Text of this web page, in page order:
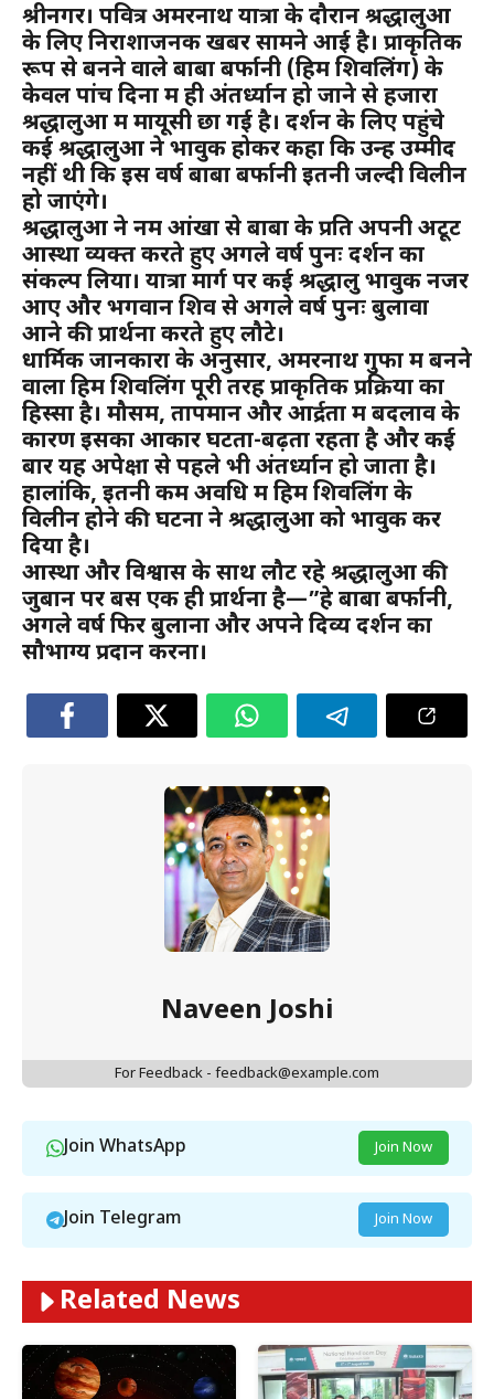
श्रीनगर। पवित्र अमरनाथ यात्रा के दौरान श्रद्धालुओं
के लिए निराशाजनक खबर सामने आई है। प्राकृतिक
रूप से बनने वाले बाबा बर्फानी (हिम शिवलिंग) के
केवल पांच दिनों में ही अंतर्ध्यान हो जाने से हजारों
श्रद्धालुओं में मायूसी छा गई है। दर्शन के लिए पहुंचे
कई श्रद्धालुओं ने भावुक होकर कहा कि उन्हें उम्मीद
नहीं थी कि इस वर्ष बाबा बर्फानी इतनी जल्दी विलीन
हो जाएंगे।
श्रद्धालुओं ने नम आंखों से बाबा के प्रति अपनी अटूट
आस्था व्यक्त करते हुए अगले वर्ष पुनः दर्शन का
संकल्प लिया। यात्रा मार्ग पर कई श्रद्धालु भावुक नजर
आए और भगवान शिव से अगले वर्ष पुनः बुलावा
आने की प्रार्थना करते हुए लौटे।
धार्मिक जानकारों के अनुसार, अमरनाथ गुफा में बनने
वाला हिम शिवलिंग पूरी तरह प्राकृतिक प्रक्रिया का
हिस्सा है। मौसम, तापमान और आर्द्रता में बदलाव के
कारण इसका आकार घटता-बढ़ता रहता है और कई
बार यह अपेक्षा से पहले भी अंतर्ध्यान हो जाता है।
हालांकि, इतनी कम अवधि में हिम शिवलिंग के
विलीन होने की घटना ने श्रद्धालुओं को भावुक कर
दिया है।
आस्था और विश्वास के साथ लौट रहे श्रद्धालुओं की
जुबान पर बस एक ही प्रार्थना है—”हे बाबा बर्फानी,
अगले वर्ष फिर बुलाना और अपने दिव्य दर्शन का
सौभाग्य प्रदान करना।
Naveen Joshi
For Feedback - feedback@example.com
Join WhatsApp Join Now
Join Telegram Join Now
Related News